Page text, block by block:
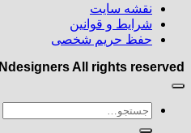
نقشه سایت
شرایط و قوانین
حفظ حریم شخصی
Ndesigners All rights reserved
جستجو